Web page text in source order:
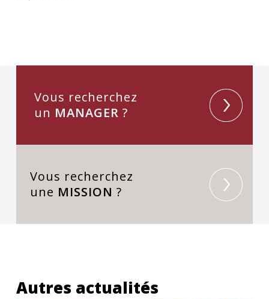
Vous recherchez
un MANAGER ?
Vous recherchez
une MISSION ?
Autres actualités